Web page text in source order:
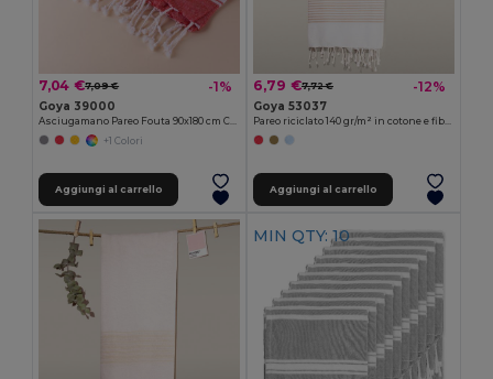
7,04 €7,09 € -1%
Goya 39000
Asciugamano Pareo Fouta 90x180 cm Cotone/Poliester ZANZIBAR
+1 Colori
Aggiungi al carrello
6,79 €7,72 € -12%
Goya 53037
Pareo riciclato 140 gr/m² in cotone e fibre sintetiche MAUNA
Aggiungi al carrello
MIN QTY: 10